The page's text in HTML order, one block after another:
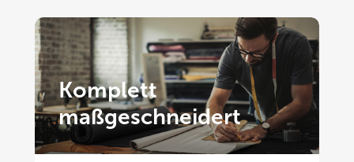
Komplett
maßgeschneidert